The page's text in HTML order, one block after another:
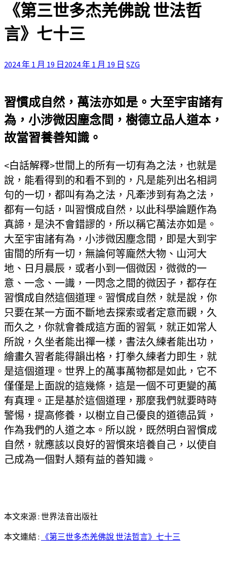
《第三世多杰羌佛說 世法哲
言》七十三
2024 年 1 月 19 日2024 年 1 月 19 日 SZG
習慣成自然，萬法亦如是。大至宇宙諸有
為，小涉微因塵念間，樹德立品人道本，
故當習養善知識。
<白話解釋>世間上的所有一切有為之法，也就是
說，能看得到的和看不到的，凡是能列出名相詞
句的一切，都叫有為之法，凡牽涉到有為之法，
都有一句話，叫習慣成自然，以此科學論題作為
真諦，是決不會錯謬的，所以稱它萬法亦如是。
大至宇宙諸有為，小涉微因塵念間，即是大到宇
宙間的所有一切，無論何等龐然大物、山河大
地、日月晨辰，或者小到一個微因，微微的一
意、一念、一識，一閃念之間的微因子，都存在
習慣成自然這個道理。習慣成自然，就是說，你
只要在某一方面不斷地去探索或者定意而觀，久
而久之，你就會養成這方面的習氣，就正如常人
所說，久坐者能出禪一樣，書法久練者能出功，
繪畫久習者能得韻出格，打拳久練者力即生，就
是這個道理。世界上的萬事萬物都是如此，它不
僅僅是上面說的這幾條，這是一個不可更變的萬
有真理。正是基於這個道理，那麼我們就要時時
警惕，提高修養，以樹立自己優良的道德品質，
作為我們的人道之本。 所以說，既然明白習慣成
自然，就應該以良好的習慣來培養自己，以使自
己成為一個對人類有益的善知識。
本文來源 : 世界法音出版社
本文連結 : 《第三世多杰羌佛說 世法哲言》七十三